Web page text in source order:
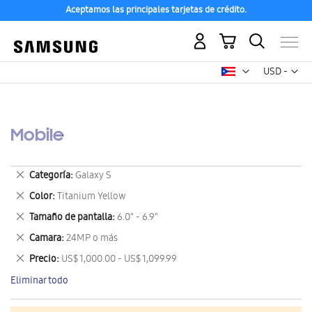
Aceptamos las principales tarjetas de crédito.
USD -
dólar
Mi carrito
Mobile
Categoría Galaxy S
Eliminar
este
artículo
Color Titanium Yellow
Eliminar
este
artículo
Tamaño de pantalla 6.0" - 6.9"
Eliminar
este
artículo
Camara 24MP o más
Eliminar
este
artículo
Precio US$ 1,000.00 - US$ 1,099.99
Eliminar
este
artículo
Eliminar todo